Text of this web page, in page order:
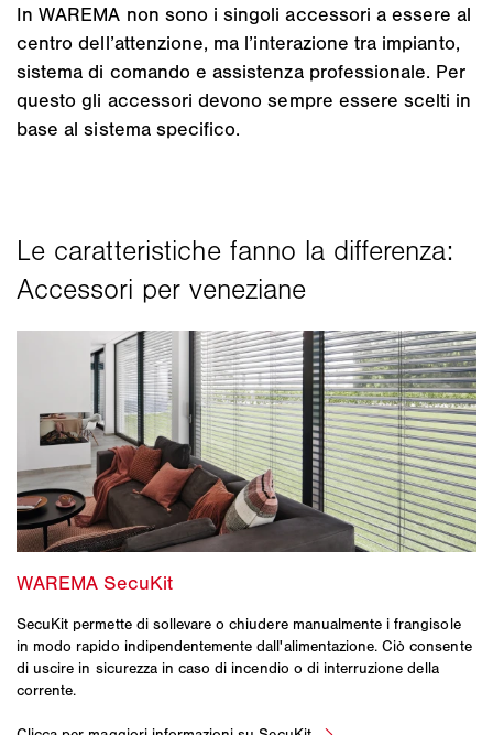
In WAREMA non sono i singoli accessori a essere al
centro dell’attenzione, ma l’interazione tra impianto,
sistema di comando e assistenza professionale. Per
questo gli accessori devono sempre essere scelti in
base al sistema specifico.
SecuKit permette di sollevare o chiudere manualmente i frangisole
in modo rapido indipendentemente dall'alimentazione. Ciò consente
di uscire in sicurezza in caso di incendio o di interruzione della
corrente.